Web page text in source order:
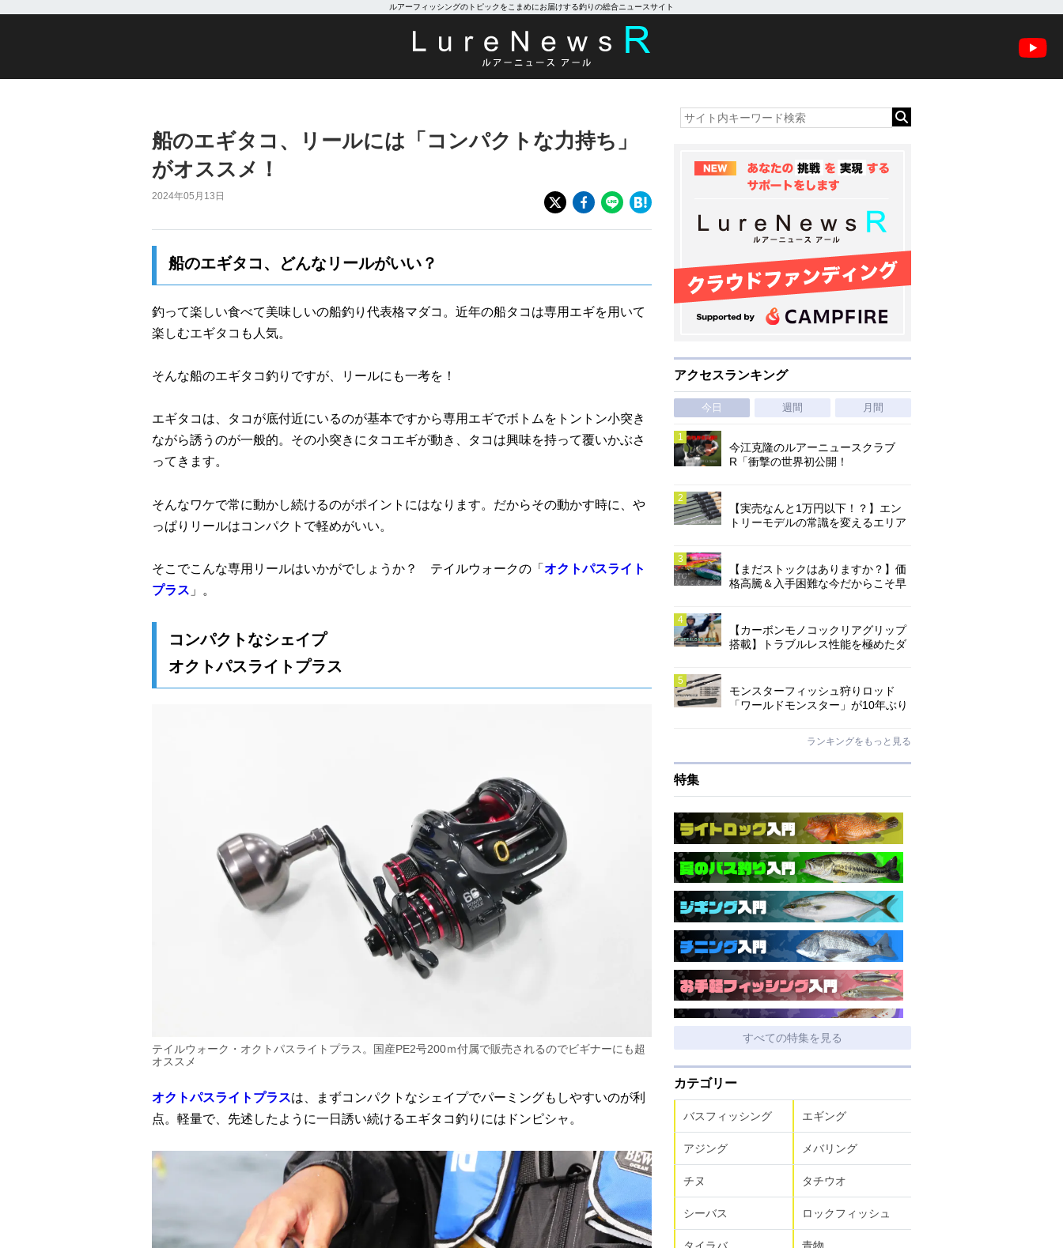
ルアーフィッシングのトピックをこまめにお届けする釣りの総合ニュースサイト
船のエギタコ、リールには「コンパクトな力持ち」
がオススメ！
2024年05月13日
船のエギタコ、どんなリールがいい？
釣って楽しい食べて美味しいの船釣り代表格マダコ。近年の船タコは専用エギを用いて
楽しむエギタコも人気。
そんな船のエギタコ釣りですが、リールにも一考を！
エギタコは、タコが底付近にいるのが基本ですから専用エギでボトムをトントン小突き
ながら誘うのが一般的。その小突きにタコエギが動き、タコは興味を持って覆いかぶさ
ってきます。
そんなワケで常に動かし続けるのがポイントにはなります。だからその動かす時に、や
っぱりリールはコンパクトで軽めがいい。
そこでこんな専用リールはいかがでしょうか？ テイルウォークの「 オクトパスライト
プラス 」。
コンパクトなシェイプ
オクトパスライトプラス
テイルウォーク・オクトパスライトプラス。国産PE2号200ｍ付属で販売されるのでビギナーにも超
オススメ
オクトパスライトプラスは、まずコンパクトなシェイプでパーミングもしやすいのが利
点。軽量で、先述したように一日誘い続けるエギタコ釣りにはドンピシャ。
アクセスランキング
今日 週間 月間
今江克隆のルアーニュースクラブ
R「衝撃の世界初公開！
【実売なんと1万円以下！？】エン
トリーモデルの常識を変えるエリア
【まだストックはありますか？】価
格高騰＆入手困難な今だからこそ早
【カーボンモノコックリアグリップ
搭載】トラブルレス性能を極めたダ
モンスターフィッシュ狩りロッド
「ワールドモンスター」が10年ぶり
ランキングをもっと見る
特集
すべての特集を見る
カテゴリー
バスフィッシング エギング
アジング メバリング
チヌ タチウオ
シーバス ロックフィッシュ